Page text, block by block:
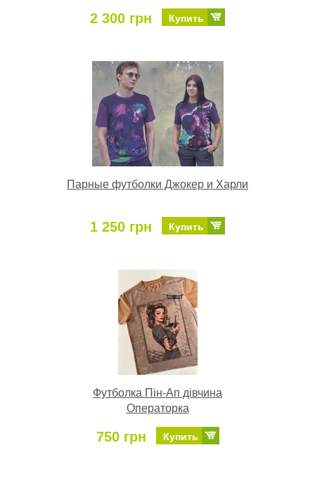
2 300 грн Купить
Парные футболки Джокер и Харли
1 250 грн Купить
Футболка Пін-Ап дівчина
Операторка
750 грн Купить